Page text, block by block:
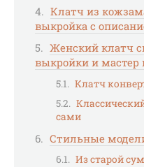
Клатч из
выкройка с
Женский клатч
выкройки и мастер
Клатч
сами
Стильные
Из старой